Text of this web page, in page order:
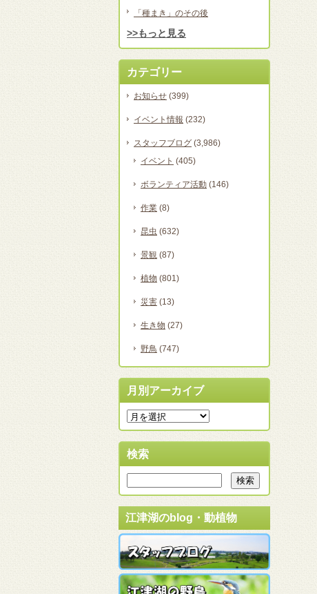
「種まき」のその後
>>もっと見る
カテゴリー
お知らせ (399)
イベント情報 (232)
スタッフブログ (3,986)
イベント (405)
ボランティア活動 (146)
作業 (8)
昆虫 (632)
景観 (87)
植物 (801)
災害 (13)
生き物 (27)
野鳥 (747)
月別アーカイブ
検索
江津湖のblog・動植物